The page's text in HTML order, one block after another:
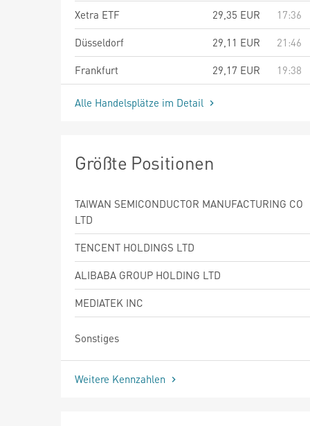
Xetra ETF
29,35 EUR
17:36
Düsseldorf
29,11 EUR
21:46
Frankfurt
29,17 EUR 19:38
Alle Handelsplätze im Detail
Größte Positionen
TAIWAN SEMICONDUCTOR MANUFACTURING CO
LTD
TENCENT HOLDINGS LTD
ALIBABA GROUP HOLDING LTD
MEDIATEK INC
Sonstiges
Weitere Kennzahlen